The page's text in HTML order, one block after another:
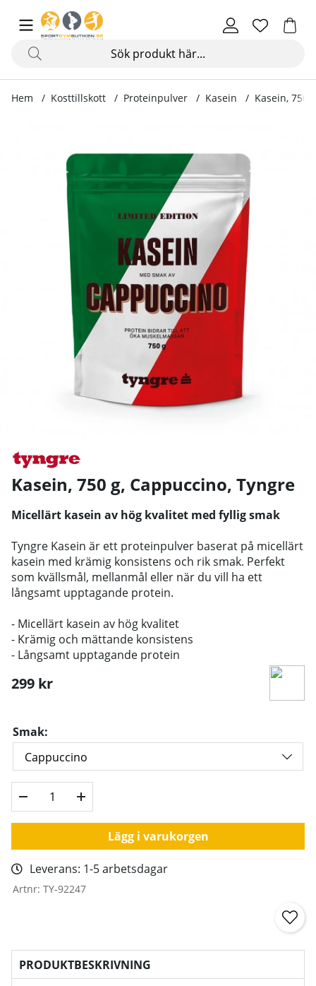
Hem Kosttillskott Proteinpulver Kasein Kasein, 750 g
Kasein, 750 g, Cappuccino, Tyngre
Micellärt kasein av hög kvalitet med fyllig smak
Tyngre Kasein är ett proteinpulver baserat på micellärt
kasein med krämig konsistens och rik smak. Perfekt
som kvällsmål, mellanmål eller när du vill ha ett
långsamt upptagande protein.
- Micellärt kasein av hög kvalitet
- Krämig och mättande konsistens
- Långsamt upptagande protein
299 kr
Smak:
Lägg i varukorgen
Leverans: 1-5 arbetsdagar
Artnr: TY-92247
PRODUKTBESKRIVNING